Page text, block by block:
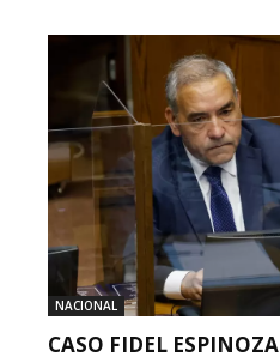
NACIONAL
CASO FIDEL